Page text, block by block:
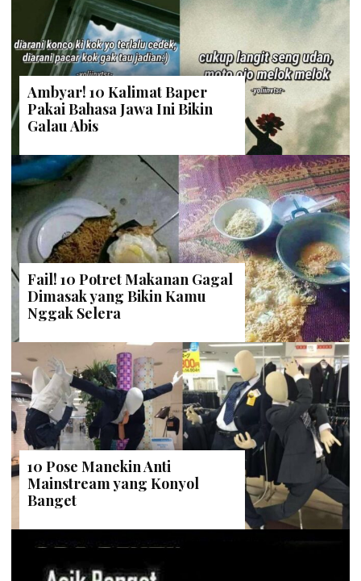
Ambyar! 10 Kalimat Baper
Pakai Bahasa Jawa Ini Bikin
Galau Abis
Fail! 10 Potret Makanan Gagal
Dimasak yang Bikin Kamu
Nggak Selera
10 Pose Manekin Anti
Mainstream yang Konyol
Banget